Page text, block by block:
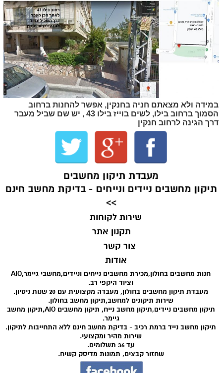
צור קשר
אודות
תקנון אתר
שירות לקוחות
חנות מחשבים בחולון,מכירת מחשבים נייחים וניידים,מחשבי גיימר,AIO
וציוד היקפי רב.
מעבדת תיקון מחשבים בחולון, מעבדה מקצועית עם 20 שנות ניסיון.
שירות תיקונים למחשב,תיקון מחשב בחולון.
תיקון מחשבים ניידים,תיקון מחשב נייח, תיקון מחשבים AIO,תיקון מחשב
גיימר.
תיקון מחשב נייד ברמת רכיב - בדיקת מחשב חינם ללא התחייבות לתיקון.
שירות מהיר ומקצועי.
עד 36 תשלומים.
שחזור קבצים, תמונות מדיסק קשיח.
מעבדת תיקון מחשבים
תיקון מחשבים ניידים ונייחים - בדיקת מחשב חינם
>>
במידה ולא מצאתם חניה בחנקין, אפשר להחנות ברחוב
הסמוך ברחוב בילו, לשים בוייז בילו 43 , יש שם שביל מעבר
דרך הגינה לרחוב חנקין